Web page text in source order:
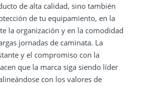
de alta calidad, sino también
de tu equipamiento, en la
la organización y en la comodidad
jornadas de caminata. La
y el compromiso con la
que la marca siga siendo líder
con los valores de